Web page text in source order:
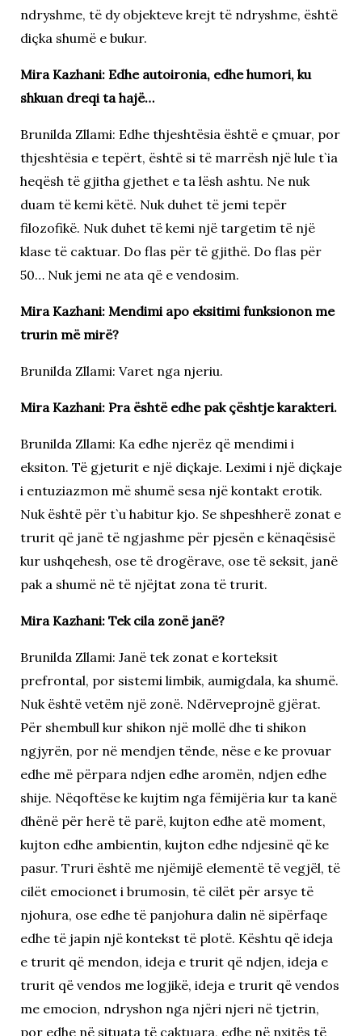
ndryshme, të dy objekteve krejt të ndryshme, është
diçka shumë e bukur.
Mira Kazhani: Edhe autoironia, edhe humori, ku
shkuan dreqi ta hajë…
Brunilda Zllami: Edhe thjeshtësia është e çmuar, por
thjeshtësia e tepërt, është si të marrësh një lule t`ia
heqësh të gjitha gjethet e ta lësh ashtu. Ne nuk
duam të kemi këtë. Nuk duhet të jemi tepër
filozofikë. Nuk duhet të kemi një targetim të një
klase të caktuar. Do flas për të gjithë. Do flas për
50… Nuk jemi ne ata që e vendosim.
Mira Kazhani: Mendimi apo eksitimi funksionon me
trurin më mirë?
Brunilda Zllami: Varet nga njeriu.
Mira Kazhani: Pra është edhe pak çështje karakteri.
Brunilda Zllami: Ka edhe njerëz që mendimi i
eksiton. Të gjeturit e një diçkaje. Leximi i një diçkaje
i entuziazmon më shumë sesa një kontakt erotik.
Nuk është për t`u habitur kjo. Se shpeshherë zonat e
trurit që janë të ngjashme për pjesën e kënaqësisë
kur ushqehesh, ose të drogërave, ose të seksit, janë
pak a shumë në të njëjtat zona të trurit.
Mira Kazhani: Tek cila zonë janë?
Brunilda Zllami: Janë tek zonat e korteksit
prefrontal, por sistemi limbik, aumigdala, ka shumë.
Nuk është vetëm një zonë. Ndërveprojnë gjërat.
Për shembull kur shikon një mollë dhe ti shikon
ngjyrën, por në mendjen tënde, nëse e ke provuar
edhe më përpara ndjen edhe aromën, ndjen edhe
shije. Nëqoftëse ke kujtim nga fëmijëria kur ta kanë
dhënë për herë të parë, kujton edhe atë moment,
kujton edhe ambientin, kujton edhe ndjesinë që ke
pasur. Truri është me njëmijë elementë të vegjël, të
cilët emocionet i brumosin, të cilët për arsye të
njohura, ose edhe të panjohura dalin në sipërfaqe
edhe të japin një kontekst të plotë. Kështu që ideja
e trurit që mendon, ideja e trurit që ndjen, ideja e
trurit që vendos me logjikë, ideja e trurit që vendos
me emocion, ndryshon nga njëri njeri në tjetrin,
por edhe në situata të caktuara, edhe në nxitës të